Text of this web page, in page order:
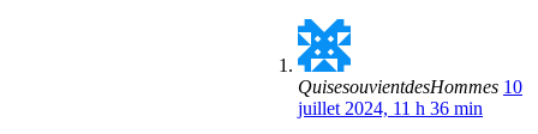
QuisesouvientdesHommes 10
juillet 2024, 11 h 36 min